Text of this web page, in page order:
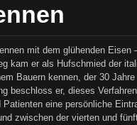
mit dem glühenden Eisen
kam er als Hufschmied der
Bauern kennen, der 30
beschloss er, dieses
Patienten eine persönliche
zwischen der vierten und